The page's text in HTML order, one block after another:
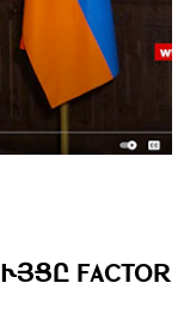
FACTOR